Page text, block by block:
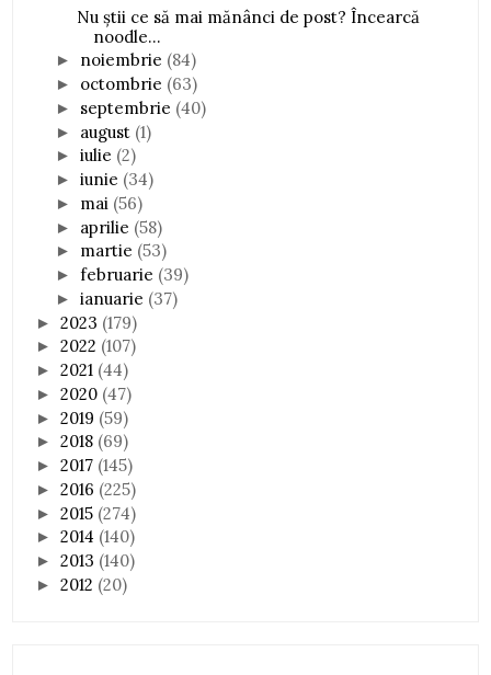
Nu știi ce să mai mănânci de post? Încearcă
noodle...
► noiembrie (84)
► octombrie (63)
► septembrie (40)
► august (1)
►iulie (2)
►iunie (34)
► mai (56)
► aprilie (58)
► martie (53)
►februarie (39)
►ianuarie (37)
►2023 (179)
►2022 (107)
►2021 (44)
►2020 (47)
►2019 (59)
►2018 (69)
►2017 (145)
►2016 (225)
►2015 (274)
►2014 (140)
►2013 (140)
►2012 (20)